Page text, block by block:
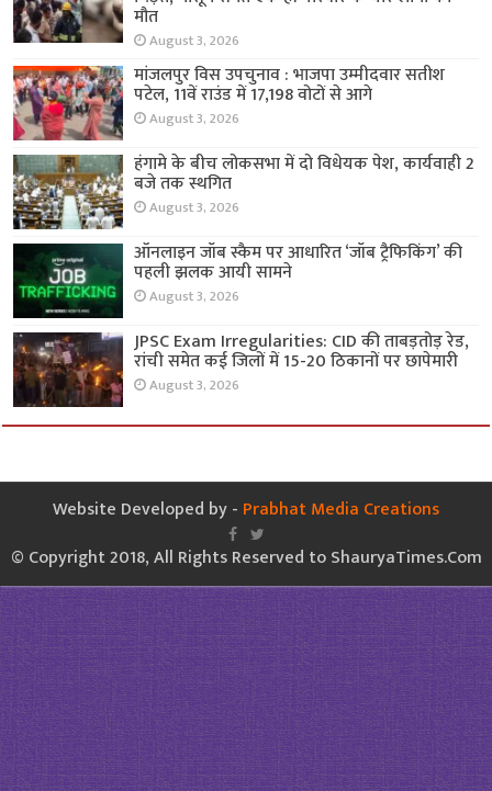
मौत
August 3, 2026
मांजलपुर विस उपचुनाव : भाजपा उम्मीदवार सतीश
पटेल, 11वें राउंड में 17,198 वोटों से आगे
August 3, 2026
हंगामे के बीच लोकसभा में दो विधेयक पेश, कार्यवाही 2
बजे तक स्थगित
August 3, 2026
ऑनलाइन जॉब स्कैम पर आधारित ‘जॉब ट्रैफिकिंग’ की
पहली झलक आयी सामने
August 3, 2026
JPSC Exam Irregularities: CID की ताबड़तोड़ रेड,
रांची समेत कई जिलों में 15-20 ठिकानों पर छापेमारी
August 3, 2026
Website Developed by - Prabhat Media Creations
© Copyright 2018, All Rights Reserved to ShauryaTimes.Com